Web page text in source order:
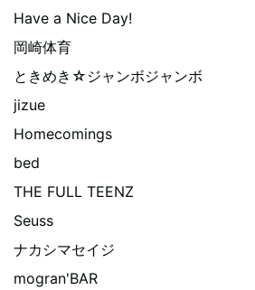
Have a Nice Day!
岡崎体育
ときめき☆ジャンボジャンボ
jizue
Homecomings
bed
THE FULL TEENZ
Seuss
ナカシマセイジ
mogran'BAR